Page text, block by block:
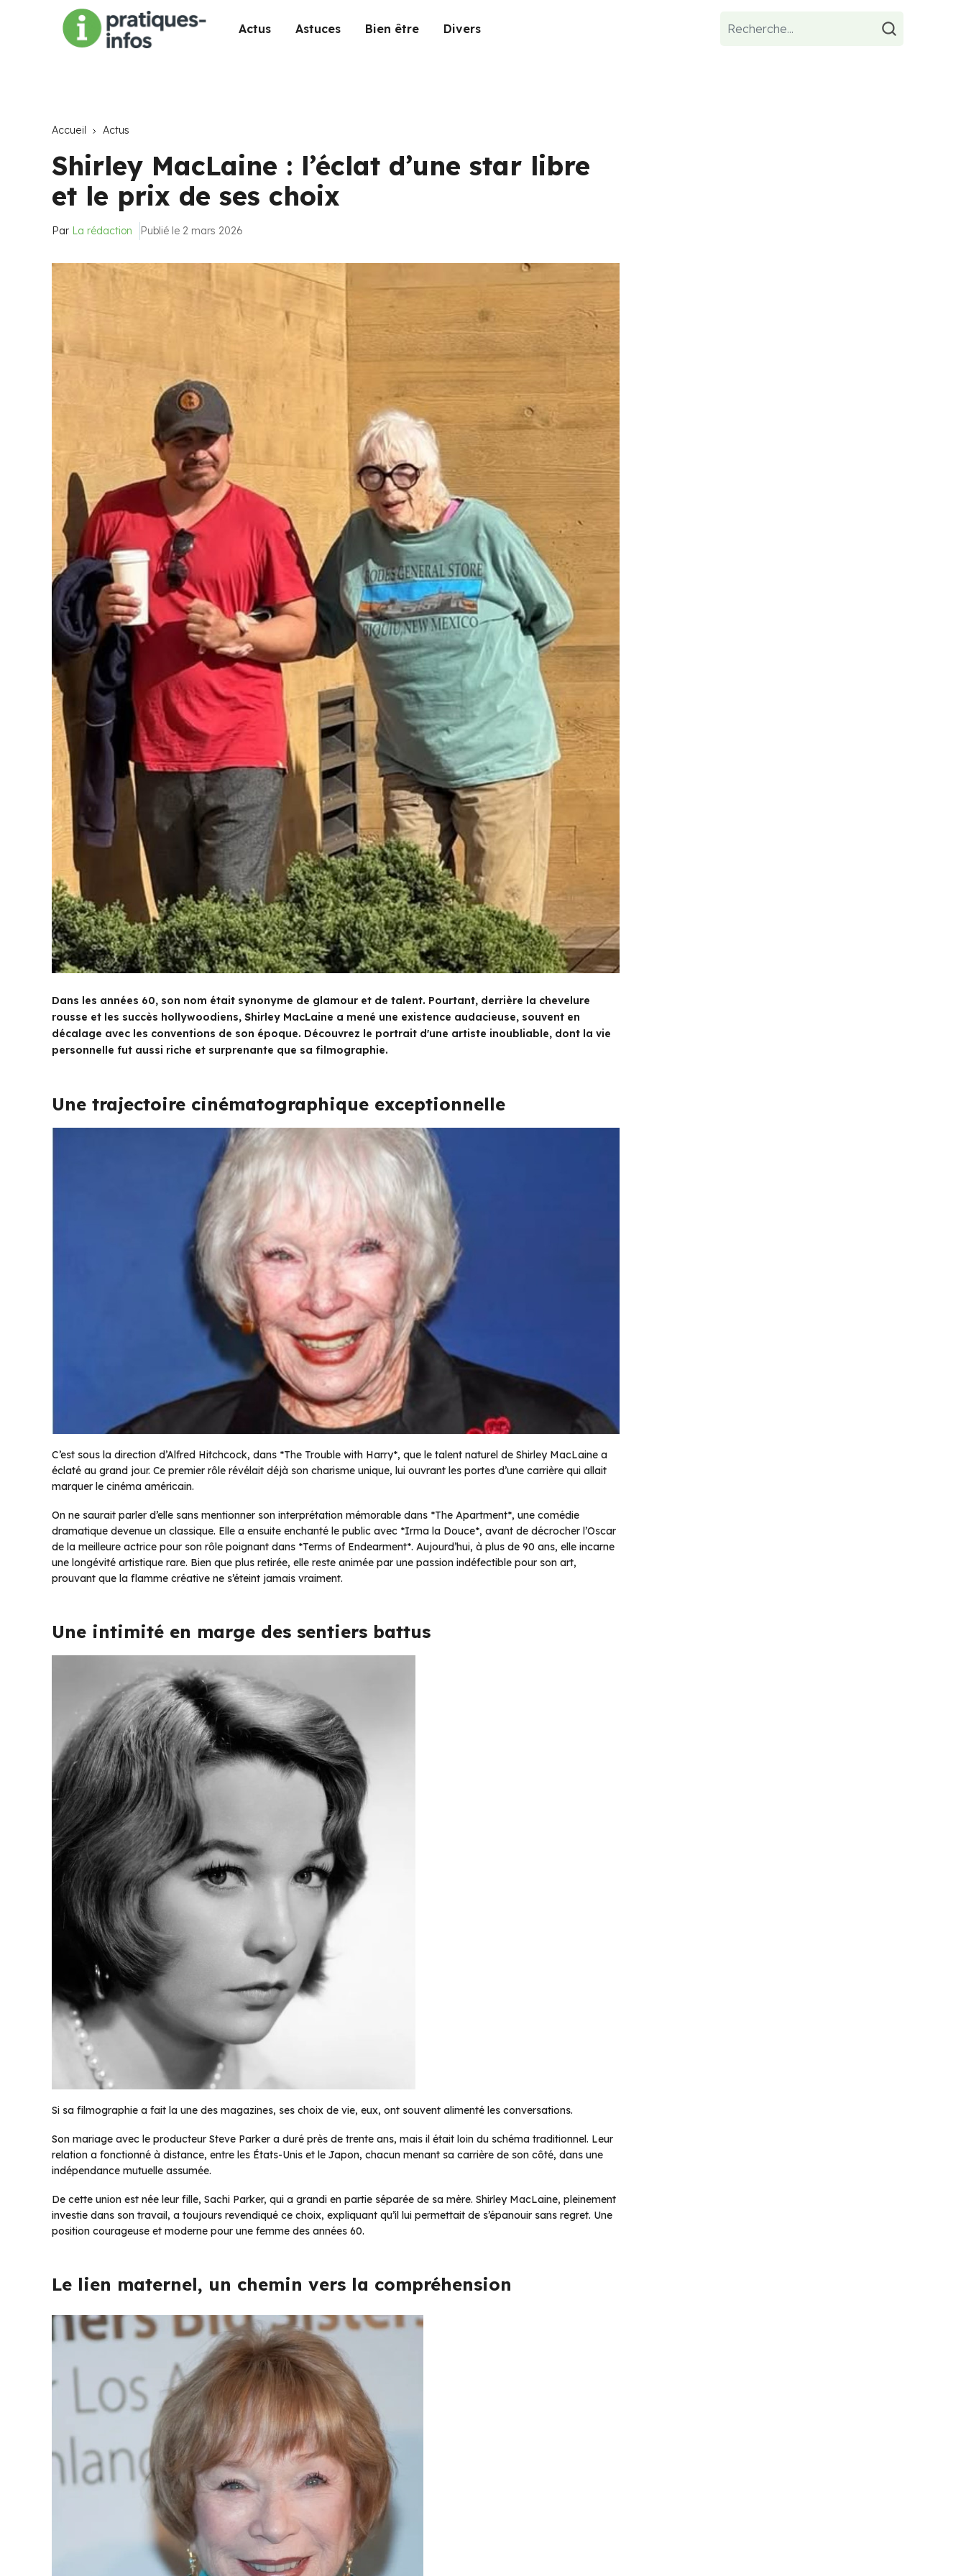
Actus Astuces Bien être Divers
Accueil Actus
Shirley MacLaine : l’éclat d’une star libre
et le prix de ses choix
Par La rédaction Publié le 2 mars 2026
Dans les années 60, son nom était synonyme de glamour et de talent. Pourtant, derrière la chevelure
rousse et les succès hollywoodiens, Shirley MacLaine a mené une existence audacieuse, souvent en
décalage avec les conventions de son époque. Découvrez le portrait d'une artiste inoubliable, dont la vie
personnelle fut aussi riche et surprenante que sa filmographie.
Une trajectoire cinématographique exceptionnelle
C’est sous la direction d’Alfred Hitchcock, dans *The Trouble with Harry*, que le talent naturel de Shirley MacLaine a
éclaté au grand jour. Ce premier rôle révélait déjà son charisme unique, lui ouvrant les portes d’une carrière qui allait
marquer le cinéma américain.
On ne saurait parler d’elle sans mentionner son interprétation mémorable dans *The Apartment*, une comédie
dramatique devenue un classique. Elle a ensuite enchanté le public avec *Irma la Douce*, avant de décrocher l’Oscar
de la meilleure actrice pour son rôle poignant dans *Terms of Endearment*. Aujourd’hui, à plus de 90 ans, elle incarne
une longévité artistique rare. Bien que plus retirée, elle reste animée par une passion indéfectible pour son art,
prouvant que la flamme créative ne s’éteint jamais vraiment.
Une intimité en marge des sentiers battus
Si sa filmographie a fait la une des magazines, ses choix de vie, eux, ont souvent alimenté les conversations.
Son mariage avec le producteur Steve Parker a duré près de trente ans, mais il était loin du schéma traditionnel. Leur
relation a fonctionné à distance, entre les États-Unis et le Japon, chacun menant sa carrière de son côté, dans une
indépendance mutuelle assumée.
De cette union est née leur fille, Sachi Parker, qui a grandi en partie séparée de sa mère. Shirley MacLaine, pleinement
investie dans son travail, a toujours revendiqué ce choix, expliquant qu’il lui permettait de s’épanouir sans regret. Une
position courageuse et moderne pour une femme des années 60.
Le lien maternel, un chemin vers la compréhension